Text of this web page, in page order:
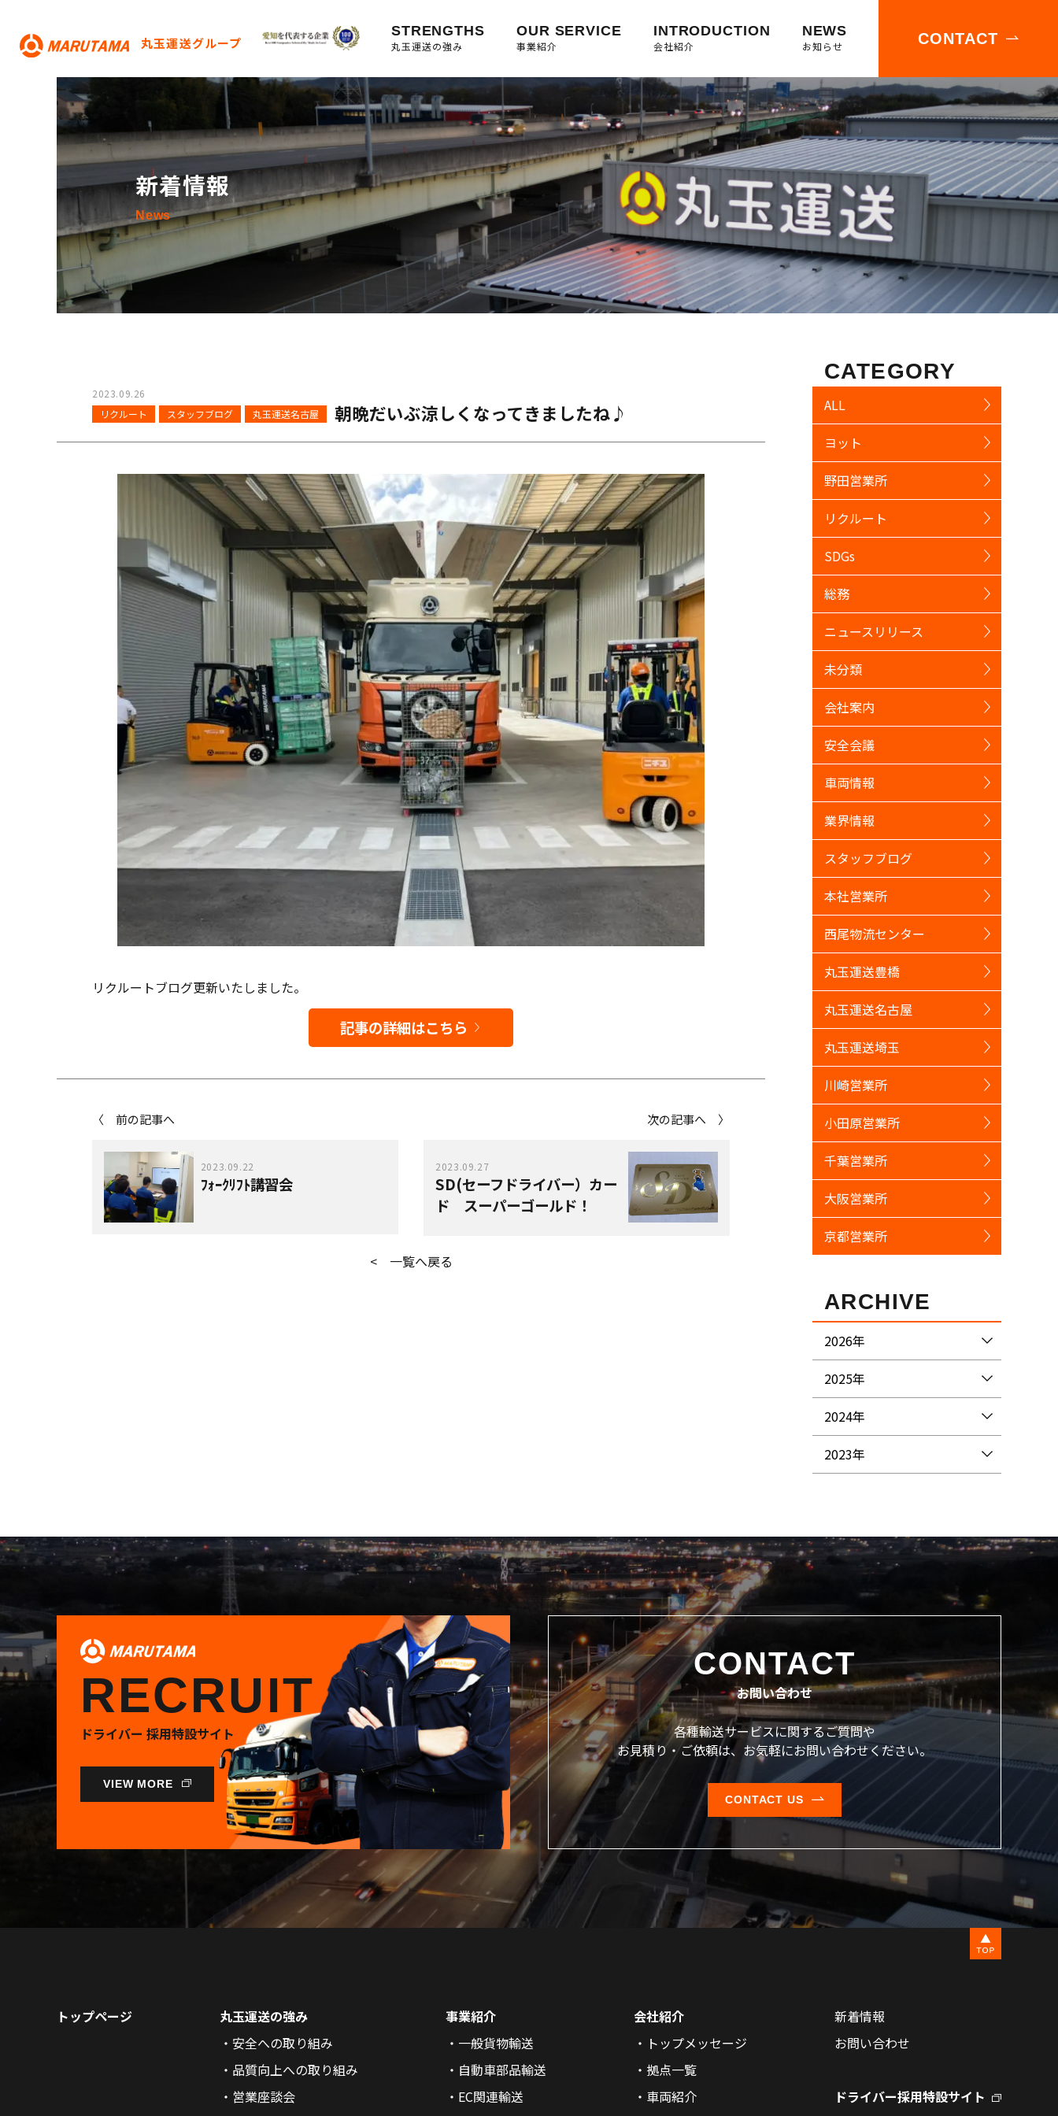
丸玉運送グループ
STRENGTHS
丸玉運送の強み
OUR SERVICE
事業紹介
INTRODUCTION
会社紹介
NEWS
お知らせ CONTACT
新着情報
News
2023.09.26
リクルート
スタッフブログ 丸玉運送名古屋 朝晩だいぶ涼しくなってきましたね♪
リクルートブログ更新いたしました。
記事の詳細はこちら
〈 前の記事へ
2023.09.22
ﾌｫｰｸﾘﾌﾄ講習会
次の記事へ 〉
2023.09.27
SD(セーフドライバー）カー
ド スーパーゴールド！
< 一覧へ戻る
CATEGORY
ALL
ヨット
野田営業所
リクルート
SDGs
総務
ニュースリリース
未分類
会社案内
安全会議
車両情報
業界情報
スタッフブログ
本社営業所
西尾物流センター
丸玉運送豊橋
丸玉運送名古屋
丸玉運送埼玉
川崎営業所
小田原営業所
千葉営業所
大阪営業所
京都営業所
ARCHIVE
2026年
2025年
2024年
2023年
RECRUIT
ドライバー 採用特設サイト
VIEW MORE
CONTACT
お問い合わせ
各種輸送サービスに関するご質問や
お見積り・ご依頼は、 お気軽にお問い合わせください。
CONTACT US
トップページ
丸玉運送の強み
安全への取り組み
品質向上への取り組み
営業座談会
事業紹介
一般貨物輸送
自動車部品輸送
EC関連輸送
会社紹介
トップメッセージ
拠点一覧
車両紹介
新着情報
お問い合わせ
ドライバー採用特設サイト